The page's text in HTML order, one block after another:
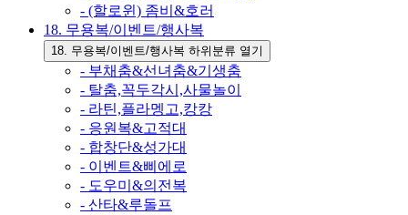
- (할로윈) 좀비&호러
18. 무용복/이벤트/행사복
18. 무용복/이벤트/행사복 하위분류 열기
- 부채춤&선녀춤&기생춤
- 탈춤,꼭두각시,사물놀이
- 라틴,플라멩고,캉캉
- 응원복&고적대
- 합창단&성가대
- 이벤트&삐에로
- 도우미&의전복
- 산타&루돌프